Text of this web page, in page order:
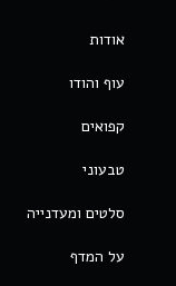
אודות
עוף והודו
קפואים
טבעוני
סלטים ומעדנייה
על המדף